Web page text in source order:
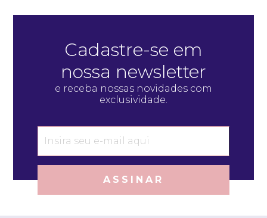
Cadastre-se em
nossa newsletter
e receba nossas novidades com
exclusividade.
ASSINAR